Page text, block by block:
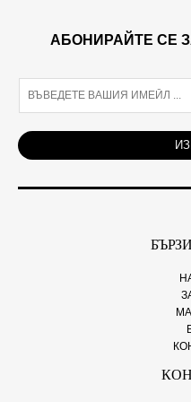
АБОНИРАЙТЕ СЕ
i
l